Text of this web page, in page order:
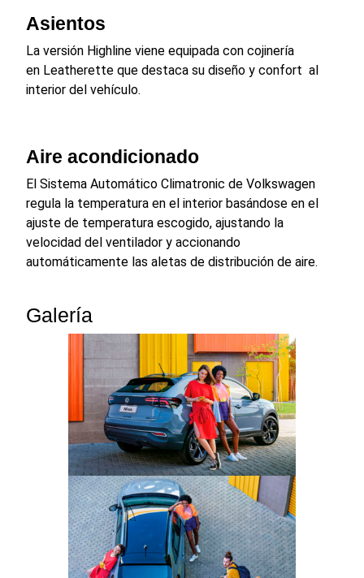
Asientos
La versión Highline viene equipada con cojinería
en Leatherette que destaca su diseño y confort al
interior del vehículo.
Aire acondicionado
El Sistema Automático Climatronic de Volkswagen
regula la temperatura en el interior basándose en el
ajuste de temperatura escogido, ajustando la
velocidad del ventilador y accionando
automáticamente las aletas de distribución de aire.
Galería